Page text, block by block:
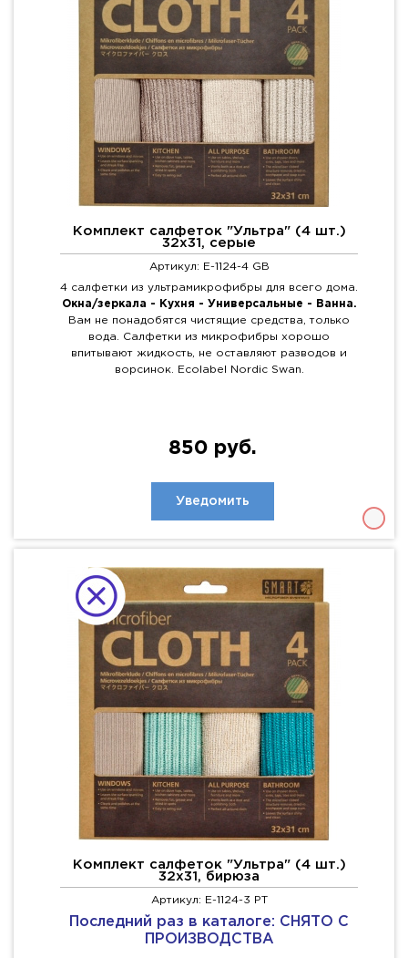
Комплект салфеток "Ультра" (4 шт.)
32х31, серые
Артикул: E-1124-4 GB
4 салфетки из ультрамикрофибры для всего дома.
Окна/зеркала - Кухня - Универсальные - Ванна.
Вам не понадобятся чистящие средства, только
вода. Салфетки из микрофибры хорошо
впитывают жидкость, не оставляют разводов и
ворсинок. Ecolabel Nordic Swan.
850 руб.
Уведомить
Комплект салфеток "Ультра" (4 шт.)
32х31, бирюза
Артикул: E-1124-3 PT
Последний раз в каталоге: СНЯТО С
ПРОИЗВОДСТВА